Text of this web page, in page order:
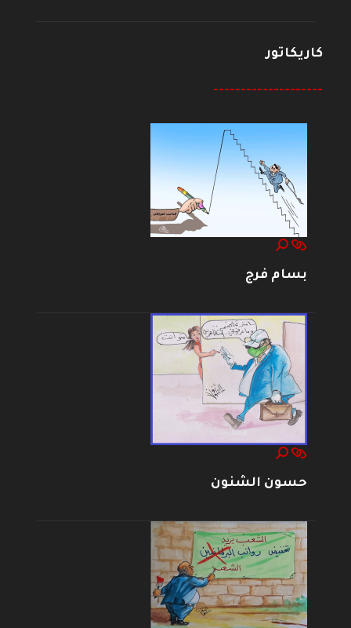
كاريكاتور
--------------------
بسام فرج
حسون الشنون